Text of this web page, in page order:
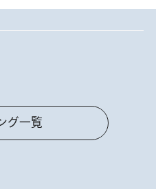
グ一覧